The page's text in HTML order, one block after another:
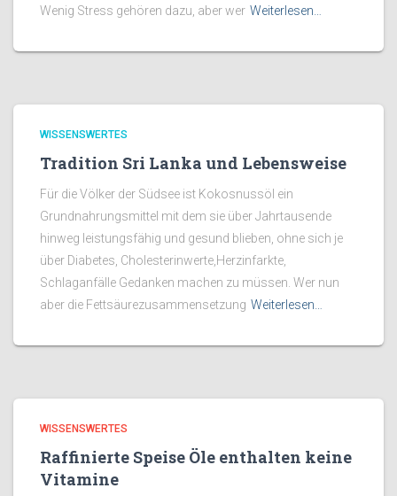
Wenig Stress gehören dazu, aber wer Weiterlesen…
WISSENSWERTES
Tradition Sri Lanka und Lebensweise
Für die Völker der Südsee ist Kokosnussöl ein
Grundnahrungsmittel mit dem sie über Jahrtausende
hinweg leistungsfähig und gesund blieben, ohne sich je
über Diabetes, Cholesterinwerte,Herzinfarkte,
Schlaganfälle Gedanken machen zu müssen. Wer nun
aber die Fettsäurezusammensetzung Weiterlesen…
WISSENSWERTES
Raffinierte Speise Öle enthalten keine
Vitamine